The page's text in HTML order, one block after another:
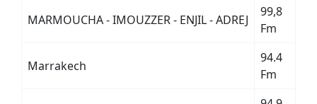
MARMOUCHA - IMOUZZER - ENJIL - ADREJ
99,8
Fm
Marrakech
94.4
Fm